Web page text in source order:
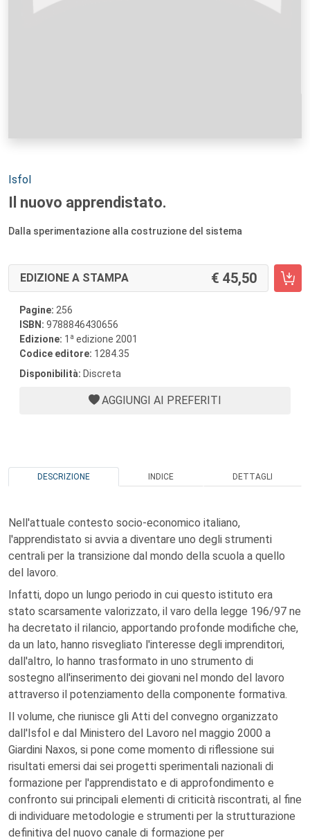
Autori:
Isfol
Il nuovo apprendistato.
Dalla sperimentazione alla costruzione del sistema
EDIZIONE A STAMPA 45,50
Pagine: 256
ISBN: 9788846430656
Edizione: 1 a edizione 2001
Codice editore: 1284.35
Disponibilità: Discreta
AGGIUNGI AI PREFERITI
DESCRIZIONE INDICE DETTAGLI
Nell'attuale contesto socio-economico italiano,
l'apprendistato si avvia a diventare uno degli strumenti
centrali per la transizione dal mondo della scuola a quello
del lavoro.
Infatti, dopo un lungo periodo in cui questo istituto era
stato scarsamente valorizzato, il varo della legge 196/97 ne
ha decretato il rilancio, apportando profonde modifiche che,
da un lato, hanno risvegliato l'interesse degli imprenditori,
dall'altro, lo hanno trasformato in uno strumento di
sostegno all'inserimento dei giovani nel mondo del lavoro
attraverso il potenziamento della componente formativa.
Il volume, che riunisce gli Atti del convegno organizzato
dall'Isfol e dal Ministero del Lavoro nel maggio 2000 a
Giardini Naxos, si pone come momento di riflessione sui
risultati emersi dai sei progetti sperimentali nazionali di
formazione per l'apprendistato e di approfondimento e
confronto sui principali elementi di criticità riscontrati, al fine
di individuare metodologie e strumenti per la strutturazione
definitiva del nuovo canale di formazione per